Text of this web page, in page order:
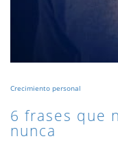
Crecimiento personal
6 frases que
nunca